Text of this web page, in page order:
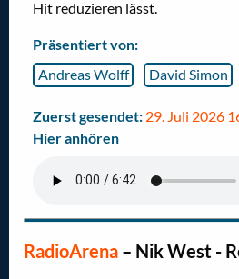
Hit reduzieren lässt.
Präsentiert von:
Andreas Wolff
David Simon
Zuerst gesendet: 29. Juli 2026
Hier anhören
RadioArena – Nik West -